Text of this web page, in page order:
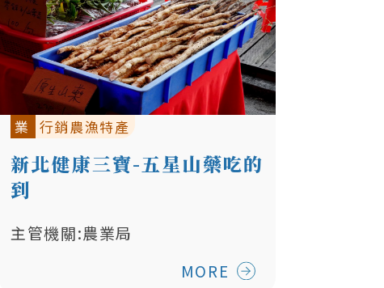
業 行銷農漁特產
新北健康三寶-五星山藥吃的
到
主管機關:農業局
MORE